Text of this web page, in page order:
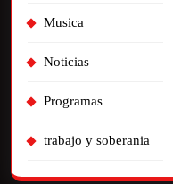
Musica
Noticias
Programas
trabajo y soberania